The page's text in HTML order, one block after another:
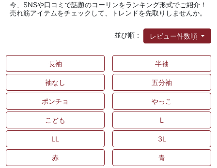
今、SNSや口コミで話題のコーリンをランキング形式でご紹介！
売れ筋アイテムをチェックして、トレンドを先取りしませんか。
並び順： レビュー件数順
長袖 半袖
袖なし 五分袖
ポンチョ やっこ
こども L
LL 3L
赤 青